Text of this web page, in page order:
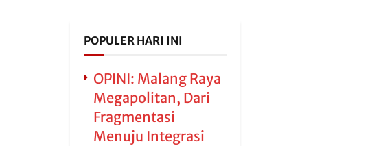
POPULER HARI INI
OPINI: Malang Raya
Megapolitan, Dari
Fragmentasi
Menuju Integrasi